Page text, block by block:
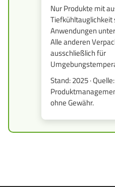
Nur Produkte mit
Tiefkühltauglichkeit
Anwendungen
Alle anderen
ausschließlich für
Stand: 2025 ·
ohne Gewähr.